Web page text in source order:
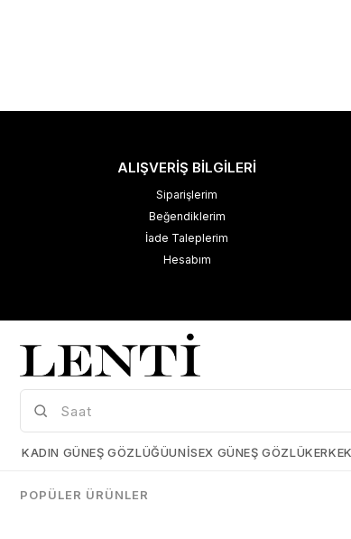
ALIŞVERİŞ BİLGİLERİ
Siparişlerim
Beğendiklerim
İade Taleplerim
Hesabım
Çerez Kullanımı
kullanmaktayız. Detaylı bilgi için kişisel verilerin korunması
açıklama metnimizi inceleyebilirsiniz.
KADIN GÜNEŞ GÖZLÜĞÜUNISEX GÜNEŞ GÖZLÜK
POPÜLER ÜRÜNLER